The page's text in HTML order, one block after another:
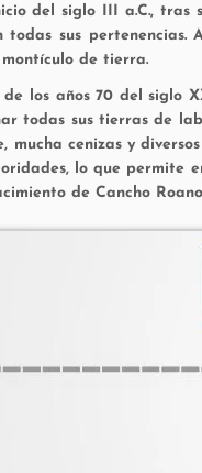
del siglo III a.C., tras
todas sus
montículo de tierra.
los años 70 del siglo
todas sus tierras de
mucha cenizas y
lo que permite
de Cancho